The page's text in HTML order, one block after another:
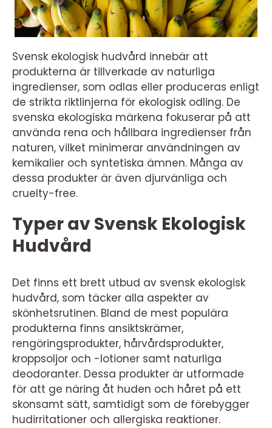
Svensk ekologisk hudvård innebär att
produkterna är tillverkade av naturliga
ingredienser, som odlas eller produceras enligt
de strikta riktlinjerna för ekologisk odling. De
svenska ekologiska märkena fokuserar på att
använda rena och hållbara ingredienser från
naturen, vilket minimerar användningen av
kemikalier och syntetiska ämnen. Många av
dessa produkter är även djurvänliga och
cruelty-free.
Typer av Svensk Ekologisk
Hudvård
Det finns ett brett utbud av svensk ekologisk
hudvård, som täcker alla aspekter av
skönhetsrutinen. Bland de mest populära
produkterna finns ansiktskrämer,
rengöringsprodukter, hårvårdsprodukter,
kroppsoljor och -lotioner samt naturliga
deodoranter. Dessa produkter är utformade
för att ge näring åt huden och håret på ett
skonsamt sätt, samtidigt som de förebygger
hudirritationer och allergiska reaktioner.